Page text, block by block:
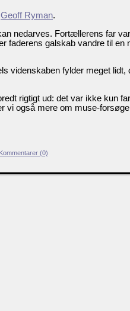
Geoff Ryman.
nedarves. Fortællerens far
faderens galskab vandre til en
videnskaben fylder meget lidt,
rigtigt ud: det var ikke kun
vi også mere om muse-
Kommentarer (0)